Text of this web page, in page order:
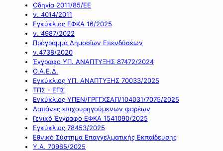
Οδηγία 2011/85/ΕΕ
ν. 4014/2011
Εγκύκλιος ΕΦΚΑ 16/2025
ν. 4987/2022
Πρόγραμμα Δημοσίων Επενδύσεων
ν.4738/2020
Έγγραφο ΥΠ. ΑΝΑΠΤΥΞΗΣ 87472/2024
Ο.Α.Ε.Δ.
Εγκύκλιος ΥΠ. ΑΝΑΠΤΥΞΗΣ 70033/2025
ΤΠΣ - ΕΠΣ
Εγκύκλιος ΥΠΕΝ/ΓΡΓΓΧΣΑΠ/104031/7075/2025
Δαπάνες επιχουρηγούμενων φορέων
Γενικό Έγγραφο ΕΦΚΑ 1541090/2025
Εγκύκλιος 78453/2025
Εθνικό Σύστημα Επαγγελματικής Εκπαίδευσης
Υ.Α. 70965/2025